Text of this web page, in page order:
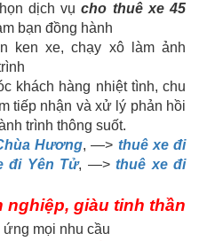
dịch vụ cho thuê xe 45
bạn đồng hành
ken xe, chạy xô làm ảnh
khách hàng nhiệt tình, chu
tiếp nhận và xử lý phản hồi
trình thông suốt.
Hương, —> thuê xe đi
đi Yên Tử, —> thuê xe đi
giàu tinh thần
ứng mọi nhu cầu